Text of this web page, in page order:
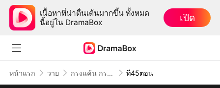
เนื้อหาที่น่าตื่นเต้นมากขึ้น ทั้งหมด
นี้อยู่ใน DramaBox
เปิด
หน้าแรก วาย กรงแค้น กรงรัก ที่45ตอน